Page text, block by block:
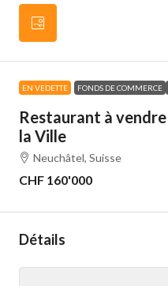
EN VEDETTE FONDS DE COMMERCE
Restaurant à
la Ville
Neuchâtel, Suisse
CHF 160'000
Détails